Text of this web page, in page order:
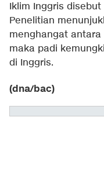
Iklim Inggris
Penelitian
menghangat antara
maka padi
di Inggris.
(dna/bac)